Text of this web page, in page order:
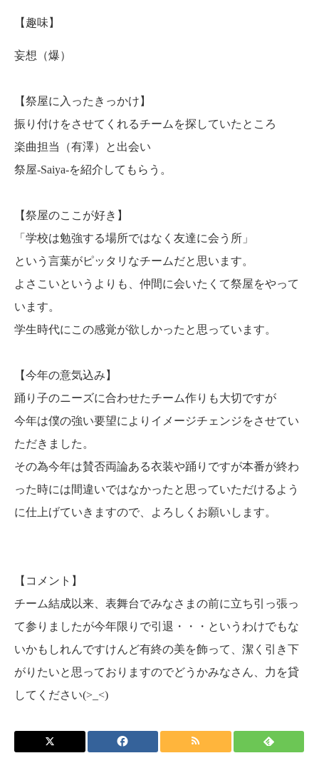
【趣味】
妄想（爆）
【祭屋に入ったきっかけ】
振り付けをさせてくれるチームを探していたところ
楽曲担当（有澤）と出会い
祭屋-Saiya-を紹介してもらう。
【祭屋のここが好き】
「学校は勉強する場所ではなく友達に会う所」
という言葉がピッタリなチームだと思います。
よさこいというよりも、仲間に会いたくて祭屋をやって
います。
学生時代にこの感覚が欲しかったと思っています。
【今年の意気込み】
踊り子のニーズに合わせたチーム作りも大切ですが
今年は僕の強い要望によりイメージチェンジをさせてい
ただきました。
その為今年は賛否両論ある衣装や踊りですが本番が終わ
った時には間違いではなかったと思っていただけるよう
に仕上げていきますので、よろしくお願いします。
【コメント】
チーム結成以来、表舞台でみなさまの前に立ち引っ張っ
て参りましたが今年限りで引退・・・というわけでもな
いかもしれんですけんど有終の美を飾って、潔く引き下
がりたいと思っておりますのでどうかみなさん、力を貸
してください(>_<)